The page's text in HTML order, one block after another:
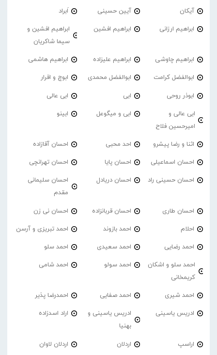
آیکان آیین حسینی اَبراد
ابراهیم ارزانی ابراهیم افشین
ابراهیم افشین و
سیما شاکریان
ابراهیم چاوشی ابراهیم علیزاده ابراهیم هاشمی
ابوالفضل کرامت ابوالفضل محمدی ابوچ و اقرار
ابوذر روحی ابی ابی عالی
ابی عالی و
امیرحسین فلاح
ابی و میگوعل ابینو
اثنا و رضا پیشرو احد محبی احسان آقازاده
احسان اسماعیلی احسان پایا احسان تهرانچی
احسان حسینی راد احسان دریادل
احسان سلیمانی
مقدم
احسان طاری احسان قربانزاده احسان نی زن
احلام احمد بازوند احمد تبریزی و آرسن
احمد‌ رضایی احمد سعیدی احمد سلو
احمد سلو و اشکان
کریمخانی
احمد سولو احمد شامی
احمد شیری احمد صفایی احمدرضا پذیر
ادریس یاسینی
ادریس یاسینی و
بهنیا
اراد اسدزاده
اراسپ اردلان اردلان لاوان